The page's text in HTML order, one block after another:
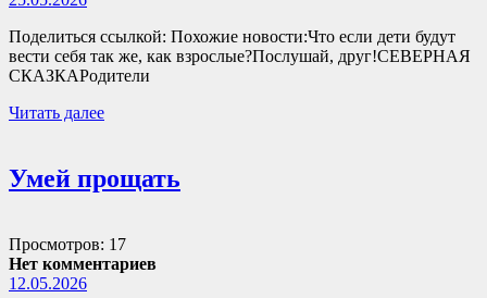
Поделиться ссылкой: Похожие новости:Что если дети будут
вести себя так же, как взрослые?Послушай, друг!СЕВЕРНАЯ
СКАЗКАРодители
Читать далее
Умей прощать
Просмотров: 17
Нет комментариев
12.05.2026